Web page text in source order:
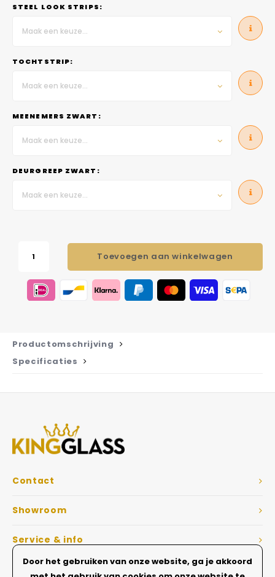
STEEL LOOK STRIPS:
Maak een keuze...
TOCHTSTRIP:
Maak een keuze...
MEENEMERS ZWART:
Maak een keuze...
DEURGREEP ZWART:
Maak een keuze...
Toevoegen aan winkelwagen
Productomschrijving
Specificaties
Contact
Showroom
Service & info
Dé Glazen wanden specialist
Door het gebruiken van onze website, ga je akkoord